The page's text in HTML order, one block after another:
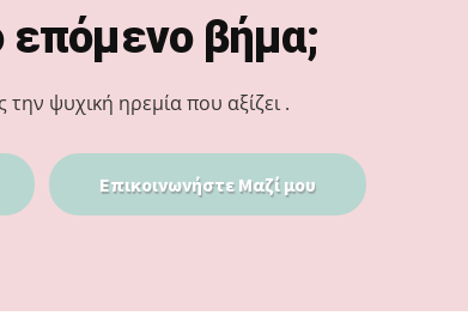
επόμενο βήμα;
ψυχική ηρεμία που αξίζει .
Επικοινωνήστε Μαζί μου